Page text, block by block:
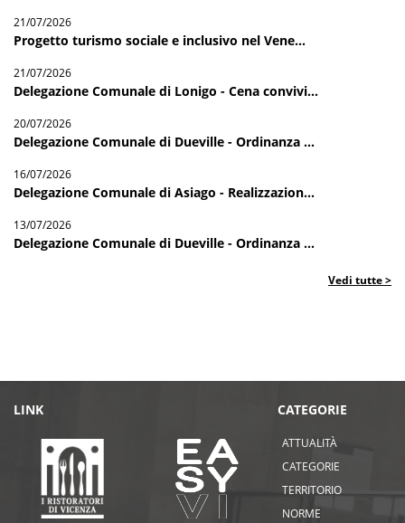
21/07/2026
Progetto turismo sociale e inclusivo nel Vene...
21/07/2026
Delegazione Comunale di Lonigo - Cena convivi...
20/07/2026
Delegazione Comunale di Dueville - Ordinanza ...
16/07/2026
Delegazione Comunale di Asiago - Realizzazion...
13/07/2026
Delegazione Comunale di Dueville - Ordinanza ...
Vedi tutte >
LINK CATEGORIE
ATTUALITÀ
CATEGORIE
TERRITORIO
NORME